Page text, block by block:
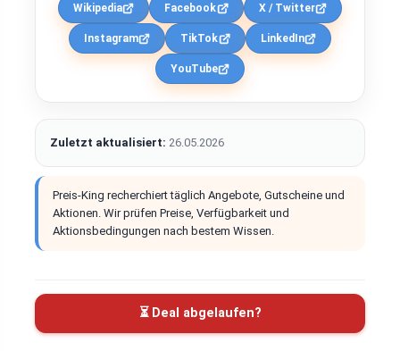
Wikipedia Facebook X / Twitter
Instagram TikTok LinkedIn
YouTube
Zuletzt aktualisiert: 26.05.2026
Preis-King recherchiert täglich Angebote, Gutscheine und
Aktionen. Wir prüfen Preise, Verfügbarkeit und
Aktionsbedingungen nach bestem Wissen.
⏳ Deal abgelaufen?